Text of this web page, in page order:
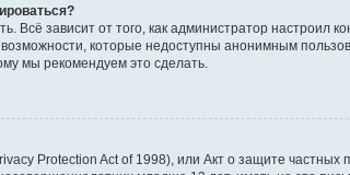
Всё зависит от того, как администратор
которые недоступны анонимным
мы рекомендуем это сделать.
Protection Act of 1998), или Акт о защите